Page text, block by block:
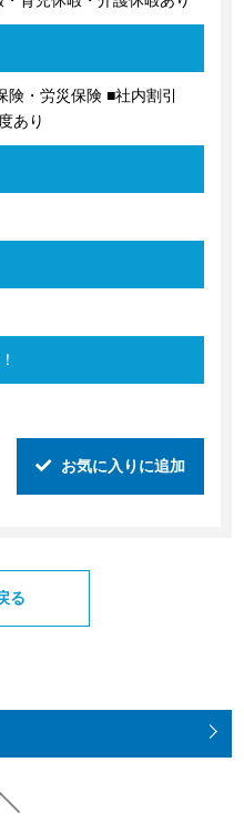
・労災保険 ■社内割引
あり
お気に入りに追加
る